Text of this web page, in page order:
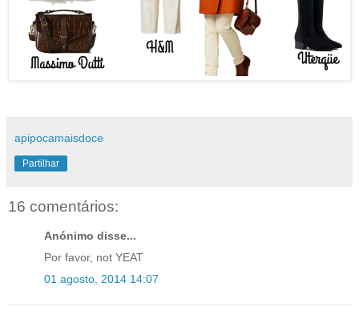
apipocamaisdoce
Partilhar
16 comentários:
Anónimo disse...
Por favor, not YEAT
01 agosto, 2014 14:07